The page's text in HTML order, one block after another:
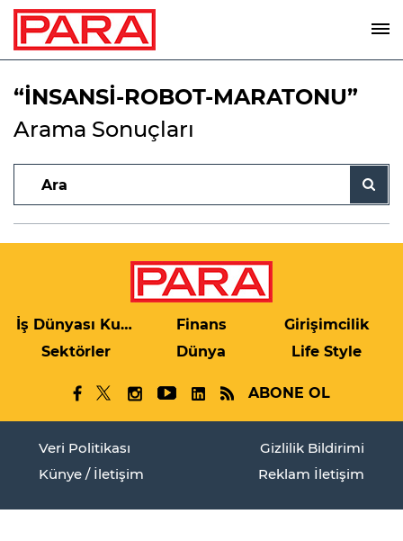
“İNSANSİ-ROBOT-MARATONU”
Arama Sonuçları
İş Dünyası Kulis Finans
Girişimcilik
Sektörler
Dünya Life Style
ABONE OL
Veri Politikası
Gizlilik Bildirimi
Künye / İletişim
Reklam İletişim